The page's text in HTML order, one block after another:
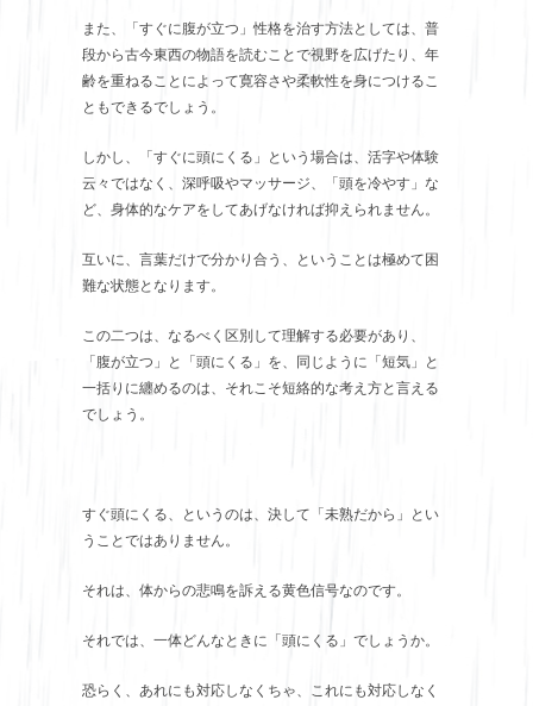
また、「すぐに腹が立つ」性格を治す方法としては、普
段から古今東西の物語を読むことで視野を広げたり、年
齢を重ねることによって寛容さや柔軟性を身につけるこ
ともできるでしょう。
しかし、「すぐに頭にくる」という場合は、活字や体験
云々ではなく、深呼吸やマッサージ、「頭を冷やす」な
ど、身体的なケアをしてあげなければ抑えられません。
互いに、言葉だけで分かり合う、ということは極めて困
難な状態となります。
この二つは、なるべく区別して理解する必要があり、
「腹が立つ」と「頭にくる」を、同じように「短気」と
一括りに纏めるのは、それこそ短絡的な考え方と言える
でしょう。
すぐ頭にくる、というのは、決して「未熟だから」とい
うことではありません。
それは、体からの悲鳴を訴える黄色信号なのです。
それでは、一体どんなときに「頭にくる」でしょうか。
恐らく、あれにも対応しなくちゃ、これにも対応しなく